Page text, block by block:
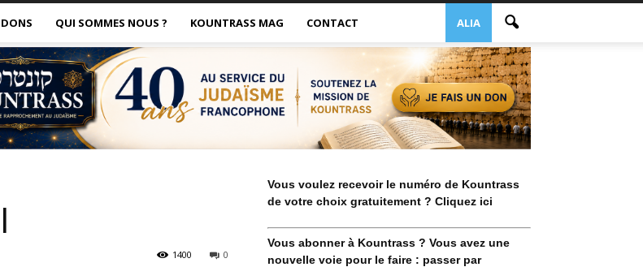
DONS ALIA
QUI SOMMES NOUS ? KOUNTRASS MAG CONTACT
0
1400
Vous voulez recevoir le numéro de Kountrass
de votre choix gratuitement ? Cliquez ici
Vous abonner à Kountrass ? Vous avez une
nouvelle voie pour le faire : passer par